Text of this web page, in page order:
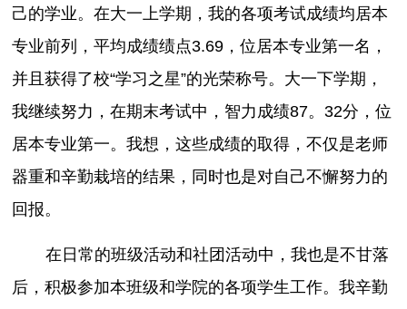
己的学业。在大一上学期，我的各项考试成绩均居本
专业前列，平均成绩绩点3.69，位居本专业第一名，
并且获得了校“学习之星”的光荣称号。大一下学期，
我继续努力，在期末考试中，智力成绩87。32分，位
居本专业第一。我想，这些成绩的取得，不仅是老师
器重和辛勤栽培的结果，同时也是对自己不懈努力的
回报。
在日常的班级活动和社团活动中，我也是不甘落
后，积极参加本班级和学院的各项学生工作。我辛勤